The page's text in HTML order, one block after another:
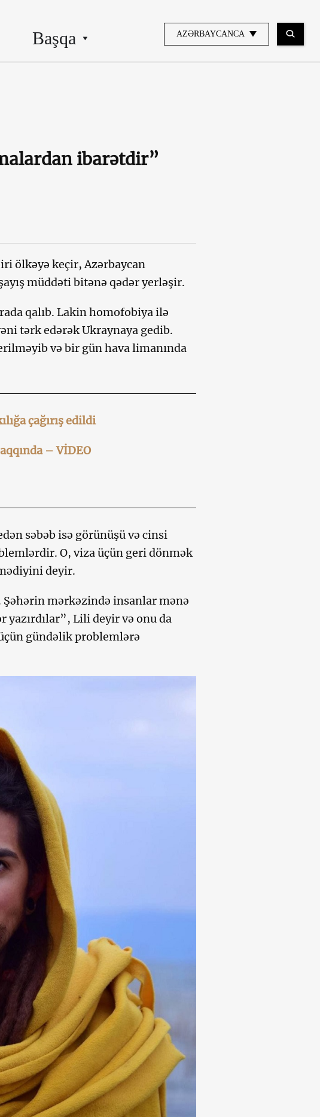
Başqa AZƏRBAYCANCA
ibarətdir”
ölkəyə keçir, Azərbaycan
müddəti bitənə qədər yerləşir.
qalıb. Lakin homofobiya ilə
tərk edərək Ukraynaya gedib.
və bir gün hava limanında
çağırış edildi
– VİDEO
səbəb isə görünüşü və cinsi
O, viza üçün geri dönmək
deyir.
mərkəzində insanlar mənə
yazırdılar”, Lili deyir və onu da
gündəlik problemlərə